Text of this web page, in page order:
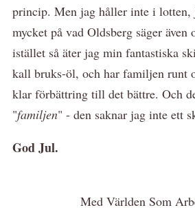
princip. Men jag håller inte i lotten,
mycket på vad Oldsberg säger även
istället så äter jag min fantastiska
kall bruks-öl, och har familjen runt
klar förbättring till det bättre. Och
"familjen" - den saknar jag inte ett
God Jul.
Med Världen Som